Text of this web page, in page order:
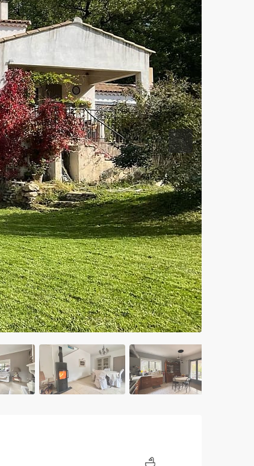
Previous